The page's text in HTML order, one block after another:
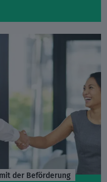
der Beförderung